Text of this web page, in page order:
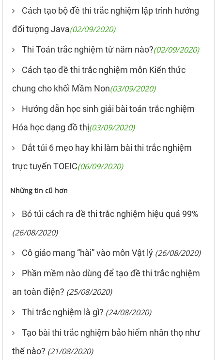
Cách tạo bộ đề thi trắc nghiệm lập trình hướng
đối tượng Java(02/09/2020)
Thi Toán trắc nghiệm từ năm nào?(02/09/2020)
Cách tạo đề thi trắc nghiệm môn Kiến thức
chung cho khối Mầm Non(03/09/2020)
Hướng dẫn học sinh giải bài toán trắc nghiệm
Hóa học dạng đồ thị(03/09/2020)
Dắt túi 6 mẹo hay khi làm bài thi trắc nghiệm
trực tuyến TOEIC(06/09/2020)
Những tin cũ hơn
Bỏ túi cách ra đề thi trắc nghiệm hiệu quả 99%
(26/08/2020)
Cô giáo mang “hài” vào môn Vật lý (26/08/2020)
Phần mềm nào dùng để tạo đề thi trắc nghiệm
an toàn điện? (25/08/2020)
Thi trắc nghiệm là gì? (24/08/2020)
Tạo bài thi trắc nghiệm bảo hiểm nhân thọ như
thế nào? (21/08/2020)